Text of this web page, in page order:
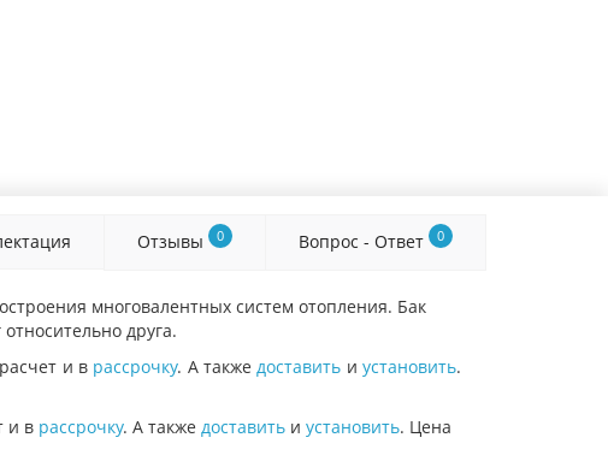
Отзывы 0 Вопрос - Ответ 0
многовалентных систем отопления. Бак
друга.
и врассрочку. А также доставить иустановить.
и в рассрочку. А также доставить и установить. Цена